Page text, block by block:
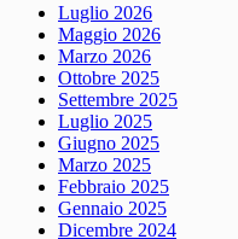
Luglio 2026
Maggio 2026
Marzo 2026
Ottobre 2025
Settembre 2025
Luglio 2025
Giugno 2025
Marzo 2025
Febbraio 2025
Gennaio 2025
Dicembre 2024